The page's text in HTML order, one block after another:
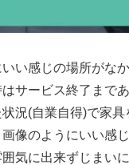
い感じの場所がな
サービス終了まで
況(自業自得)で家具
像のようにいい感
気に出来ずじまいに